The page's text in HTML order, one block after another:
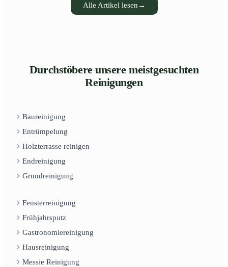
Alle Artikel lesen →
Durchstöbere unsere meistgesuchten
Reinigungen
Baureinigung
Entrümpelung
Holzterrasse reinigen
Endreinigung
Grundreinigung
Fensterreinigung
Frühjahrsputz
Gastronomiereinigung
Hausreinigung
Messie Reinigung